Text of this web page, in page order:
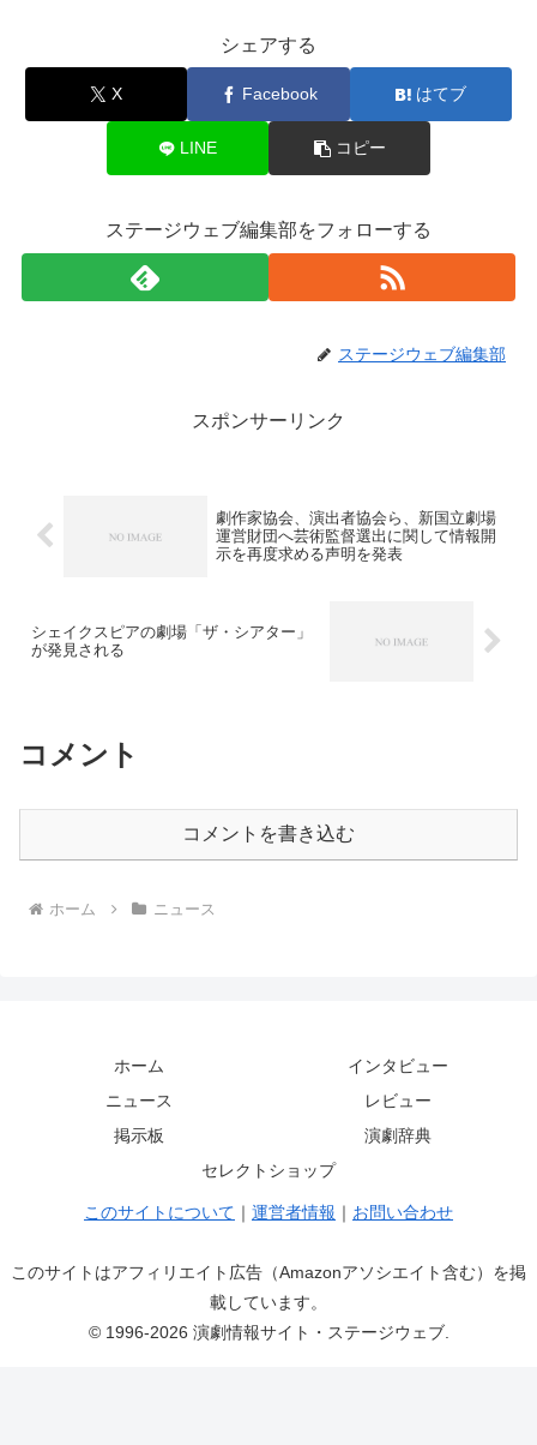
シェアする
X Facebook はてブ
LINE コピー
ステージウェブ編集部をフォローする
ステージウェブ編集部
スポンサーリンク
劇作家協会、演出者協会ら、新国立劇場
運営財団へ芸術監督選出に関して情報開
示を再度求める声明を発表
シェイクスピアの劇場「ザ・シアター」
が発見される
コメント
コメントを書き込む
ホーム ニュース
ホーム
インタビュー
ニュース
レビュー
掲示板
演劇辞典
セレクトショップ
このサイトについて ｜ 運営者情報 ｜ お問い合わせ
このサイトはアフィリエイト広告（Amazonアソシエイト含む）を掲
載しています。
© 1996-2026 演劇情報サイト・ステージウェブ.